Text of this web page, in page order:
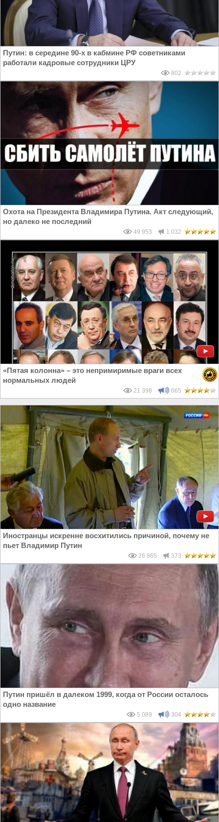
Путин: в середине 90-х в кабмине РФ советниками
работали кадровые сотрудники ЦРУ
802
Охота на Президента Владимира Путина. Акт следующий,
но далеко не последний
49 953 1 032
«Пятая колонна» – это непримиримые враги всех
нормальных людей
21 398 665
Иностранцы искренне восхитились причиной, почему не
пьет Владимир Путин
26 865 373
Путин пришёл в далеком 1999, когда от России осталось
одно название
5 089 304